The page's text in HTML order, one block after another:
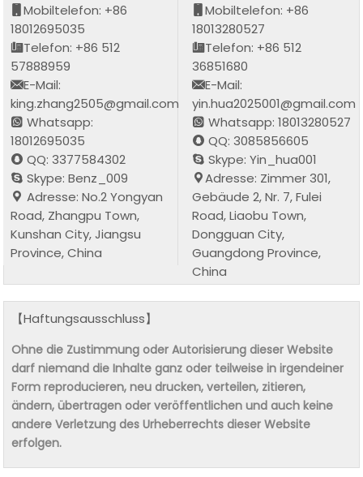
Mobiltelefon: +86
18012695035
Telefon: +86 512
57888959
E-Mail:
king.zhang2505@gmail.com
Whatsapp:
18012695035
QQ: 3377584302
Skype: Benz_009
Adresse: No.2 Yongyan
Road, Zhangpu Town,
Kunshan City, Jiangsu
Province, China
Mobiltelefon: +86
18013280527
Telefon: +86 512
36851680
E-Mail:
yin.hua2025001@gmail.com
Whatsapp: 18013280527
QQ: 3085856605
Skype: Yin_hua001
Adresse: Zimmer 301,
Gebäude 2, Nr. 7, Fulei
Road, Liaobu Town,
Dongguan City,
Guangdong Province,
China
【Haftungsausschluss】
Ohne die Zustimmung oder Autorisierung dieser Website
darf niemand die Inhalte ganz oder teilweise in irgendeiner
Form reproducieren, neu drucken, verteilen, zitieren,
ändern, übertragen oder veröffentlichen und auch keine
andere Verletzung des Urheberrechts dieser Website
erfolgen.